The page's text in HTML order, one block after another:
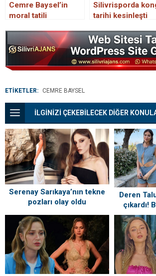
Cemre Baysel’in
moral tatili
Silivrisporda
tarihi kesinleşti
ETİKETLER: CEMRE BAYSEL
İLGİNİZİ ÇEKEBİLECEK DİĞER
Serenay Sarıkaya’nın tekne
pozları olay oldu
Deren
çıkardı!